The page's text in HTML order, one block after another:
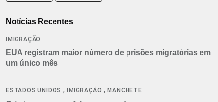
Notícias Recentes
IMIGRAÇÃO
EUA registram maior número de prisões migratórias em
um único mês
ESTADOS UNIDOS ,IMIGRAÇÃO ,MANCHETE